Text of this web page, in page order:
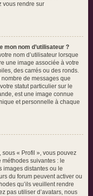
vous rendre sur
mon nom d’utilisateur ?
nom d’utilisateur lorsque
une image associée à votre
des carrés ou des ronds.
de messages que
statut particulier sur le
est une image connue
et personnelle à chaque
sous « Profil », vous pouvez
suivantes : le
images distantes ou le
du forum peuvent activer ou
qu’ils veuillent rendre
pas utiliser d’avatars, nous